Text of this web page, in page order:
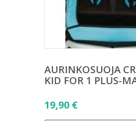
AURINKOSUOJA
KID FOR 1 PLUS-
19,90 €